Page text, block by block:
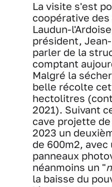
La visite s'est
coopérative des
Laudun-
président,
parler de la
comptant
Malgré la
belle récolte
hectolitres
2021). Suivant
cave projette
2023 un
de 600m2,
panneaux
néanmoins un "
la baisse du